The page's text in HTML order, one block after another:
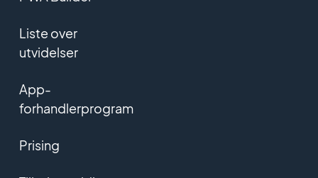
Liste over
utvidelser
App-
forhandlerprogram
Prising